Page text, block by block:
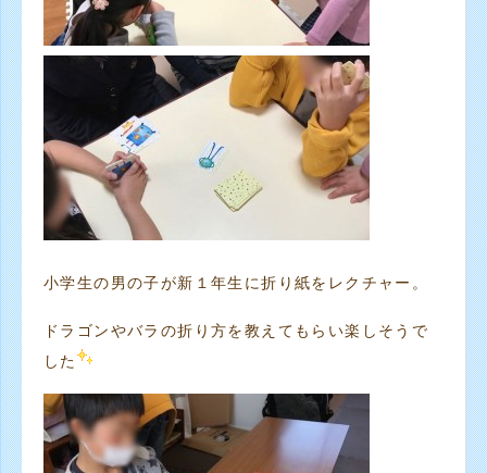
小学生の男の子が新１年生に折り紙をレクチャー。
ドラゴンやバラの折り方を教えてもらい楽しそうで
した